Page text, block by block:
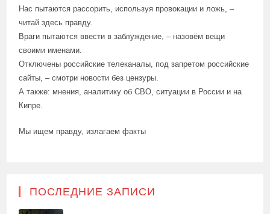
Нас пытаются рассорить, используя провокации и ложь, –
читай здесь правду.
Враги пытаются ввести в заблуждение, – назовём вещи
своими именами.
Отключены российские телеканалы, под запретом российские
сайты, – смотри новости без цензуры.
А также: мнения, аналитику об СВО, ситуации в России и на
Кипре.
Мы ищем правду, излагаем факты
ПОСЛЕДНИЕ ЗАПИСИ